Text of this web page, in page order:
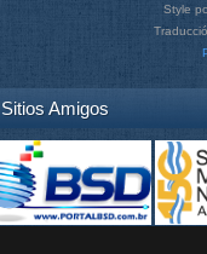
Style
Sitios Amigos